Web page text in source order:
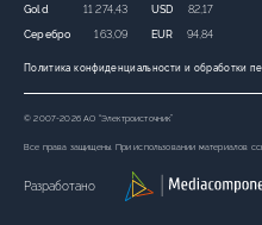
Политика конфиденциальности и обработки
Gold 11 274,43
Серебро 163,09
USD 82,17
EUR 94,84
© 2007-2026 АО “Электроисточник”
Все права защищены. При использовании материалов
Разработано